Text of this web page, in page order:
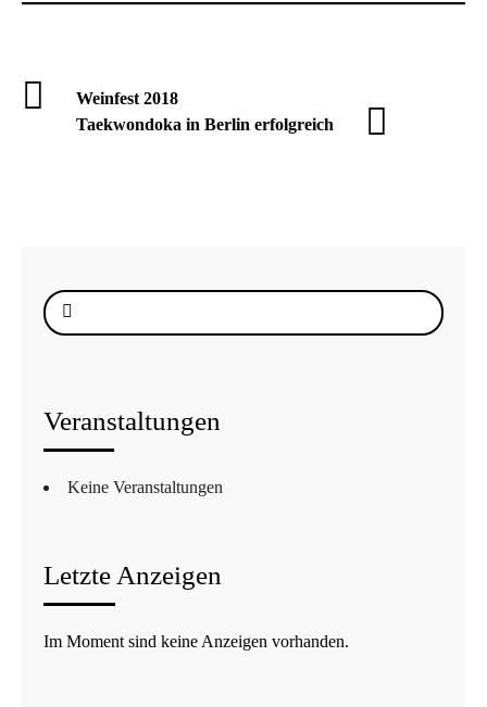
Weinfest 2018
Taekwondoka in Berlin erfolgreich
Suche
nach:
Veranstaltungen
Keine Veranstaltungen
Letzte Anzeigen
Im Moment sind keine Anzeigen vorhanden.